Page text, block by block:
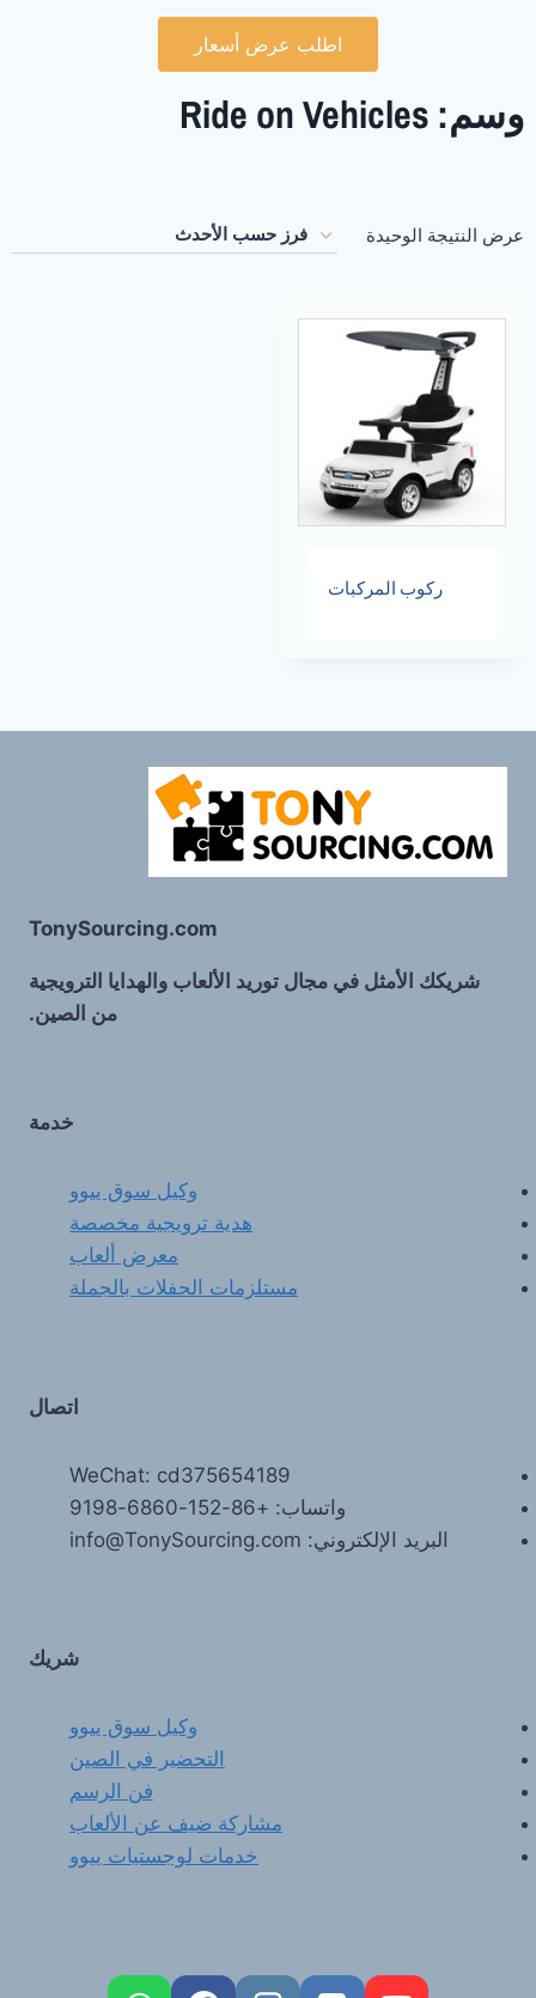
اطلب عرض أسعار
وسم: Ride on Vehicles
عرض النتيجة الوحيدة
ركوب المركبات
TonySourcing.com
شريكك الأمثل في مجال توريد الألعاب والهدايا الترويجية
من الصين.
خدمة
وكيل سوق ييوو
هدية ترويجية مخصصة
معرض ألعاب
مستلزمات الحفلات بالجملة
اتصال
WeChat: cd375654189
واتساب: +86-152-6860-9198
البريد الإلكتروني: info@TonySourcing.com
شريك
وكيل سوق ييوو
التحضير في الصين
فن الرسم
مشاركة ضيف عن الألعاب
خدمات لوجستيات ييوو